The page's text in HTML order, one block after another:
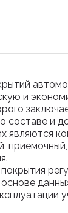
и
и
являются